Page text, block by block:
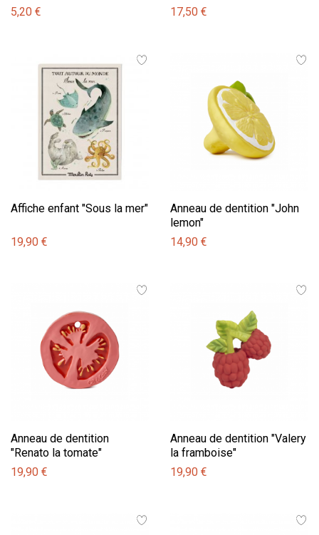
5,20 €
17,50 €
Affiche enfant "Sous la mer"
19,90 €
Anneau de dentition "John
lemon"
14,90 €
Anneau de dentition
"Renato la tomate"
19,90 €
Anneau de dentition "Valery
la framboise"
19,90 €